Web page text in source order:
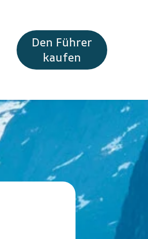
Den Führer
kaufen